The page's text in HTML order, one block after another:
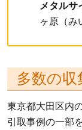
メタルサ
ヶ原（
多数の
東京都大田区内
引取事例の一部